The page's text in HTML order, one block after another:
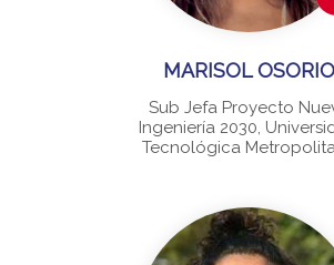
MARISOL OSORIO
Sub Jefa Proyecto
Ingeniería 2030,
Tecnológica